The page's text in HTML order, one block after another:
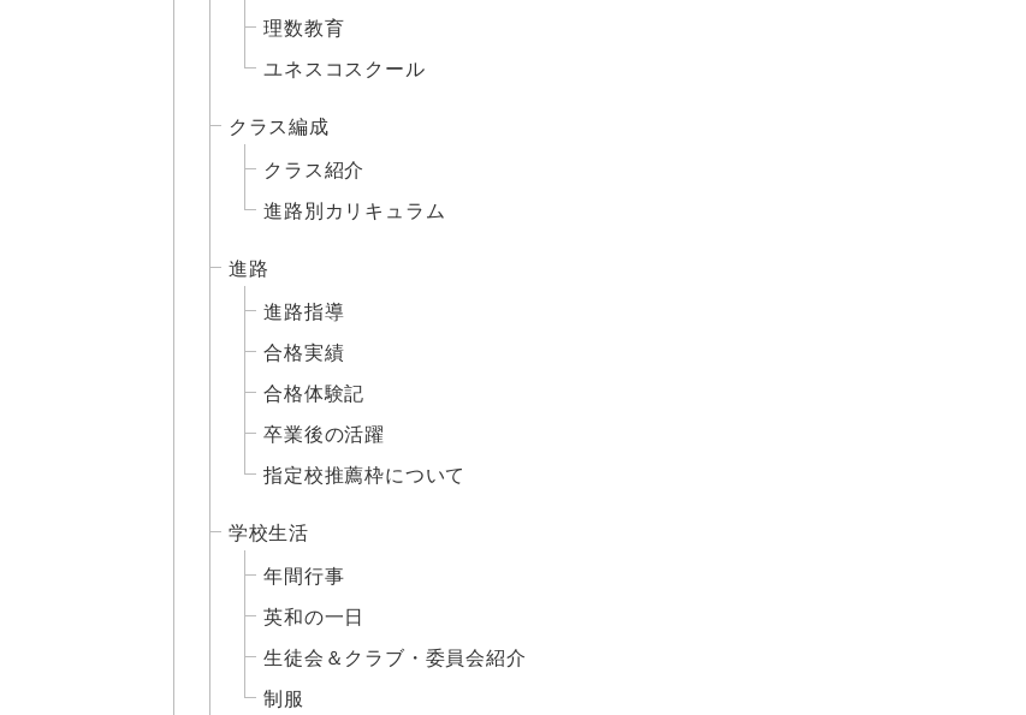
理数教育
ユネスコスクール
クラス編成
クラス紹介
進路別カリキュラム
進路
進路指導
合格実績
合格体験記
卒業後の活躍
指定校推薦枠について
学校生活
年間行事
英和の一日
生徒会＆クラブ・委員会紹介
制服